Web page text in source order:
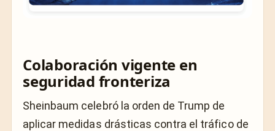
Colaboración vigente en
seguridad fronteriza
Sheinbaum celebró la orden de Trump de
aplicar medidas drásticas contra el tráfico de